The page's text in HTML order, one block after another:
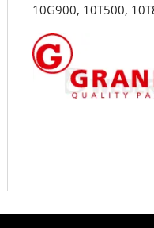
10G900, 10T500,